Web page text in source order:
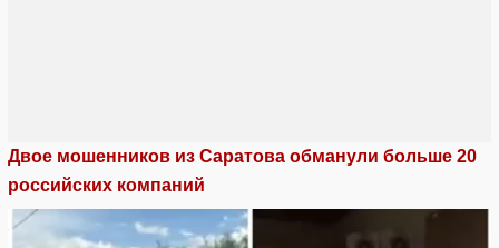
Двое мошенников из Саратова обманули больше 20
российских компаний